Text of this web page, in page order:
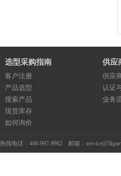
选型采购指南
客户注册
产品选型
搜索产品
现货库存
如何询价
供应
供应
认证
业务
热线电话：400-997-9962 邮箱：